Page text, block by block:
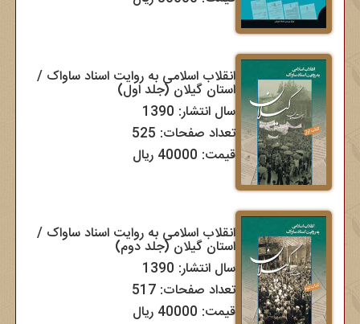
انقلاب اسلامی به روایت اسناد ساواک /
استان گیلان (جلد اول)
سال انتشار: 1390
تعداد صفحات: 525
قیمت: 40000 ریال
انقلاب اسلامی به روایت اسناد ساواک /
استان گیلان (جلد دوم)
سال انتشار: 1390
تعداد صفحات: 517
قیمت: 40000 ریال